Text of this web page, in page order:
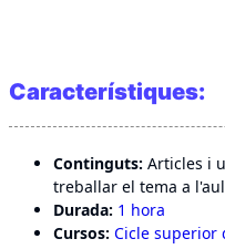
Característiques:
Continguts: Articles i
treballar el tema a
Durada: 1 hora
Cursos: Cicle superior